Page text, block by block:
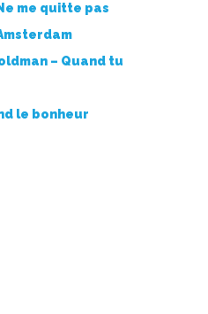
me quitte pas
– Quand tu
le bonheur